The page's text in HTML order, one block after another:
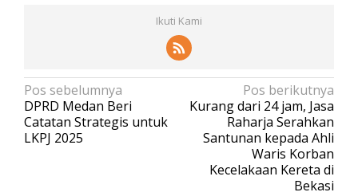
Ikuti Kami
N
a
v
Pos sebelumnya
DPRD Medan Beri
Catatan Strategis untuk
LKPJ 2025
Pos berikutnya
Kurang dari 24 jam, Jasa
Raharja Serahkan
Santunan kepada Ahli
Waris Korban
Kecelakaan Kereta di
Bekasi